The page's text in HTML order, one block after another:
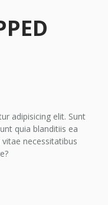
adipisicing elit. Sunt
quia blanditiis ea
necessitatibus